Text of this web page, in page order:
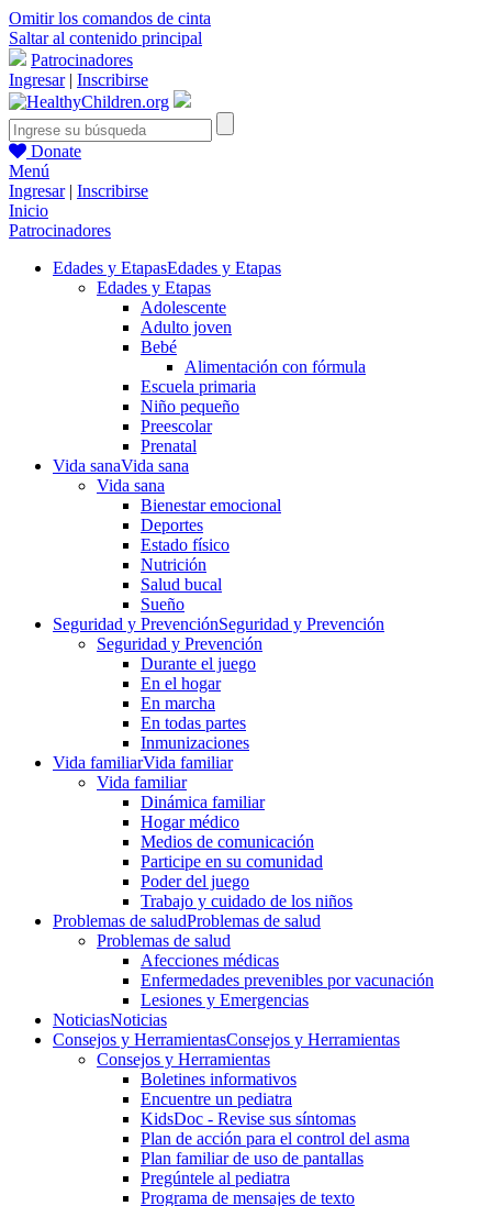
Omitir los comandos de cinta
Saltar al contenido principal
Patrocinadores
Ingresar| Inscribirse
Donate
Menú
Ingresar| Inscribirse
Inicio
Patrocinadores
Edades y EtapasEdades y Etapas
Edades y Etapas
Adolescente
Adulto joven
Bebé
Alimentación con fórmula
Escuela primaria
Niño pequeño
Preescolar
Prenatal
Vida sanaVida sana
Vida sana
Bienestar emocional
Deportes
Estado físico
Nutrición
Salud bucal
Sueño
Seguridad y PrevenciónSeguridad y Prevención
Seguridad y Prevención
Durante el juego
En el hogar
En marcha
En todas partes
Inmunizaciones
Vida familiarVida familiar
Vida familiar
Dinámica familiar
Hogar médico
Medios de comunicación
Participe en su comunidad
Poder del juego
Trabajo y cuidado de los niños
Problemas de saludProblemas de salud
Problemas de salud
Afecciones médicas
Enfermedades prevenibles por vacunación
Lesiones y Emergencias
NoticiasNoticias
Consejos y HerramientasConsejos y Herramientas
Consejos y Herramientas
Boletines informativos
Encuentre un pediatra
KidsDoc - Revise sus síntomas
Plan de acción para el control del asma
Plan familiar de uso de pantallas
Pregúntele al pediatra
Programa de mensajes de texto